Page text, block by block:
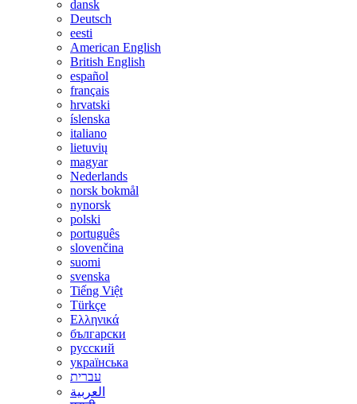
dansk
Deutsch
eesti
American English
British English
español
français
hrvatski
íslenska
italiano
lietuvių
magyar
Nederlands
norsk bokmål
nynorsk
polski
português
slovenčina
suomi
svenska
Tiếng Việt
Türkçe
Ελληνικά
български
русский
українська
עברית
العربية